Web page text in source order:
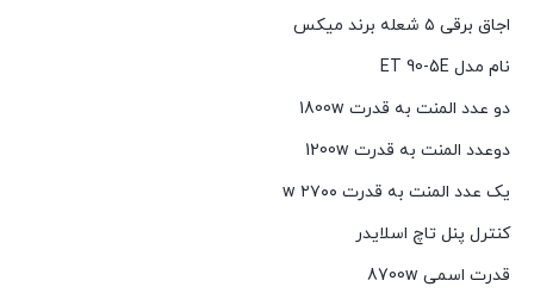
اجاق برقی ۵ شعله برند میکس
نام مدل ET 90-5E
دو عدد المنت به قدرت 1800w
دوعدد المنت به قدرت 1200w
یک عدد المنت به قدرت ۲۷۰۰ w
کنترل پنل تاچ اسلایدر
قدرت اسمی 8700w